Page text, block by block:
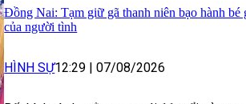
Đồng Nai: Tạm giữ gã thanh niên bạo hành bé
của người tình
HÌNH SỰ12:29 07/08/2026